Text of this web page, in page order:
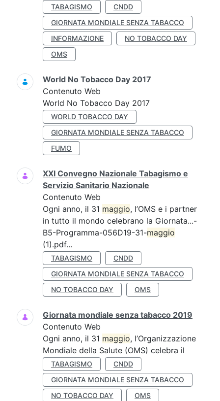
TABAGISMO
CNDD
GIORNATA MONDIALE SENZA TABACCO
INFORMAZIONE
NO TOBACCO DAY
OMS
World No Tobacco Day 2017
Contenuto Web
World No Tobacco Day 2017
WORLD TOBACCO DAY
GIORNATA MONDIALE SENZA TABACCO
FUMO
XXI Convegno Nazionale Tabagismo e
Servizio Sanitario Nazionale
Contenuto Web
Ogni anno, il 31 maggio, l’OMS e i partner
in tutto il mondo celebrano la Giornata...-
B5-Programma-056D19-31-maggio
(1).pdf...
TABAGISMO
CNDD
GIORNATA MONDIALE SENZA TABACCO
NO TOBACCO DAY
OMS
Giornata mondiale senza tabacco 2019
Contenuto Web
Ogni anno, il 31 maggio, l’Organizzazione
Mondiale della Salute (OMS) celebra il
TABAGISMO
CNDD
GIORNATA MONDIALE SENZA TABACCO
NO TOBACCO DAY
OMS